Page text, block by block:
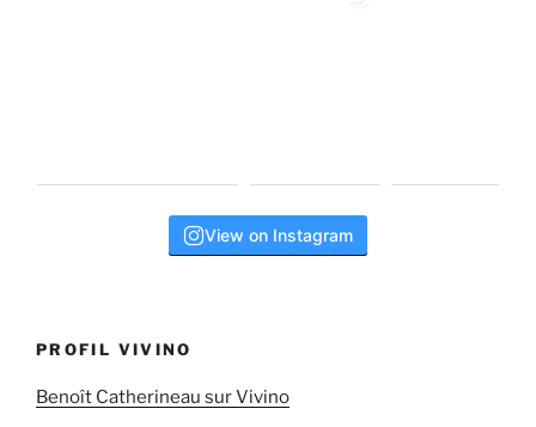
View on Instagram
PROFIL VIVINO
Benoît Catherineau sur Vivino